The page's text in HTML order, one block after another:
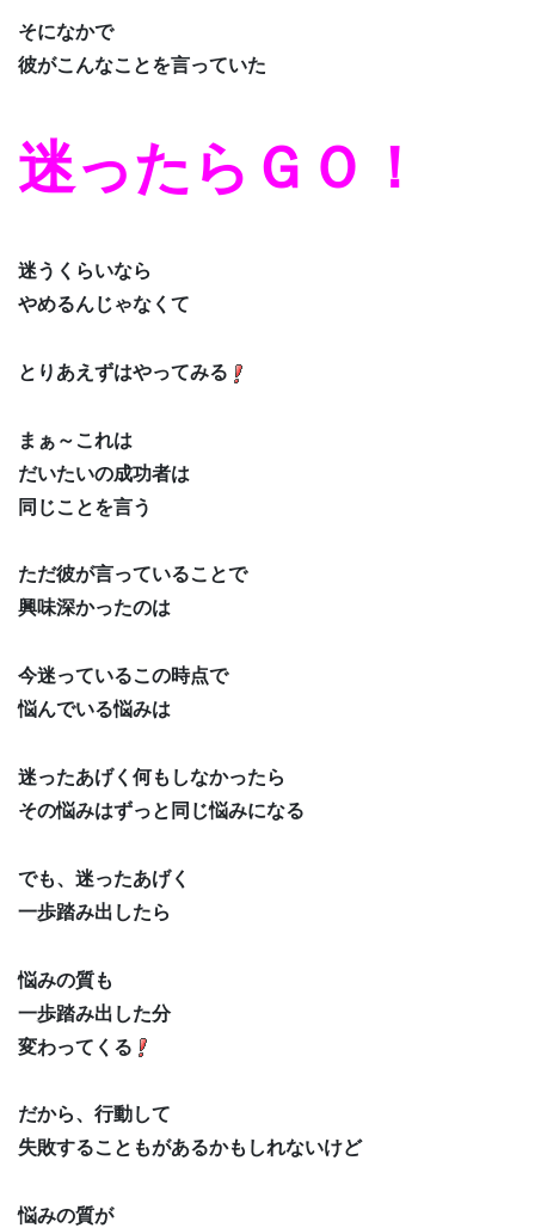
そになかで
彼がこんなことを言っていた
迷ったらＧＯ！
迷うくらいなら
やめるんじゃなくて
とりあえずはやってみる
まぁ～これは
だいたいの成功者は
同じことを言う
ただ彼が言っていることで
興味深かったのは
今迷っているこの時点で
悩んでいる悩みは
迷ったあげく何もしなかったら
その悩みはずっと同じ悩みになる
でも、迷ったあげく
一歩踏み出したら
悩みの質も
一歩踏み出した分
変わってくる
だから、行動して
失敗することもがあるかもしれないけど
悩みの質が